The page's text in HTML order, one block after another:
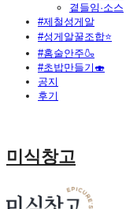
곁들임·소스
#제철성게알
#성게알꿀조합⭐
#홈술안주🍶
#초밥만들기🍣
공지
후기
미식창고